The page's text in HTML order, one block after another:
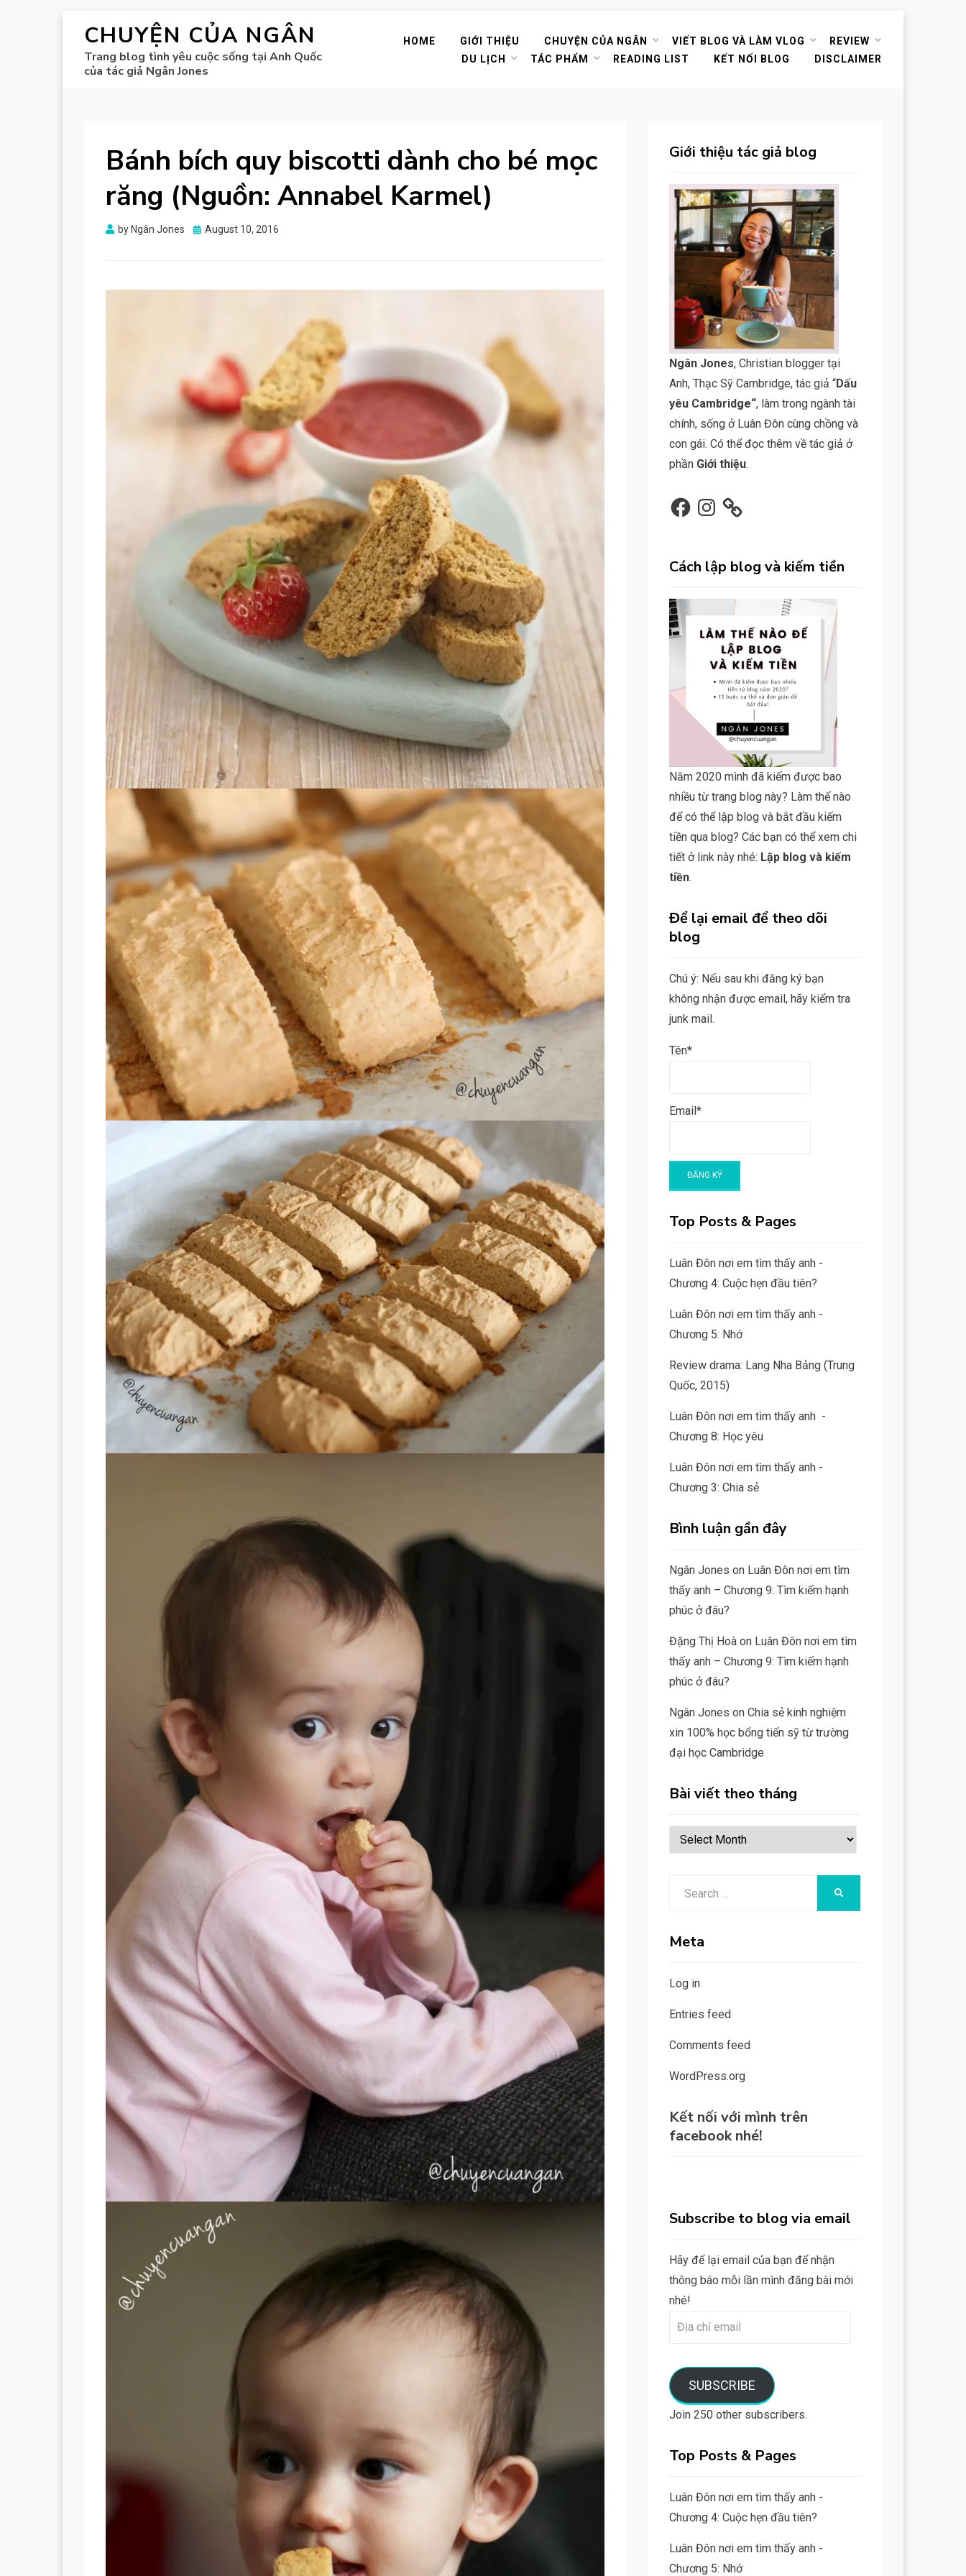
CHUYỆN CỦA NGÂN
Trang blog tình yêu cuộc sống tại Anh Quốc
của tác giả Ngân Jones
HOME GIỚI THIỆU CHUYỆN CỦA NGÂN VIẾT BLOG VÀ LÀM VLOG
REVIEW
DU LỊCH
TÁC PHẨM READING LIST KẾT NỐI BLOG DISCLAIMER
Bánh bích quy biscotti dành cho bé mọc
răng (Nguồn: Annabel Karmel)
by Ngân Jones
Posted
August 10, 2016
Giới thiệu tác giả blog
Ngân Jones, Christian blogger tại
Anh, Thạc Sỹ Cambridge, tác giả “Dấu
yêu Cambridge“, làm trong ngành tài
chính, sống ở Luân Đôn cùng chồng và
con gái. Có thể đọc thêm về tác giả ở
phần Giới thiệu.
FacebookInstagram
Cách lập blog và kiếm tiền
Năm 2020 mình đã kiếm được bao
nhiều từ trang blog này? Làm thế nào
để có thể lập blog và bắt đầu kiếm
tiền qua blog? Các bạn có thể xem chi
tiết ở link này nhé: Lập blog và kiếm
tiền.
Để lại email để theo dõi
blog
Chú ý: Nếu sau khi đăng ký bạn
không nhận được email, hãy kiểm tra
junk mail.
Tên*
Email*
Top Posts & Pages
Luân Đôn nơi em tìm thấy anh -
Chương 4: Cuộc hẹn đầu tiên?
Luân Đôn nơi em tìm thấy anh -
Chương 5: Nhớ
Review drama: Lang Nha Bảng (Trung
Quốc, 2015)
Luân Đôn nơi em tìm thấy anh -
Chương 8: Học yêu
Luân Đôn nơi em tìm thấy anh -
Chương 3: Chia sẻ
Bình luận gần đây
Ngân Jones on Luân Đôn nơi em tìm
thấy anh – Chương 9: Tìm kiếm hạnh
phúc ở đâu?
Đặng Thị Hoàon Luân Đôn nơi em tìm
thấy anh – Chương 9: Tìm kiếm hạnh
phúc ở đâu?
Ngân Jones on Chia sẻ kinh nghiệm
xin 100% học bổng tiến sỹ từ trường
đại học Cambridge
Bài viết theo tháng
Bài
viết
tháng
Meta
Log in
Entries feed
Comments feed
WordPress.org
Kết nối với mình trên
facebook nhé!
Subscribe to blog via email
Hãy để lại email của bạn để nhận
thông báo mỗi lần mình đăng bài mới
nhé!
Địa
SUBSCRIBE
Join 250 other subscribers.
Top Posts & Pages
Luân Đôn nơi em tìm thấy anh -
Chương 4: Cuộc hẹn đầu tiên?
Luân Đôn nơi em tìm thấy anh -
Chương 5: Nhớ